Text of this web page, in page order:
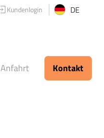
Kundenlogin DE
Anfahrt Kontakt